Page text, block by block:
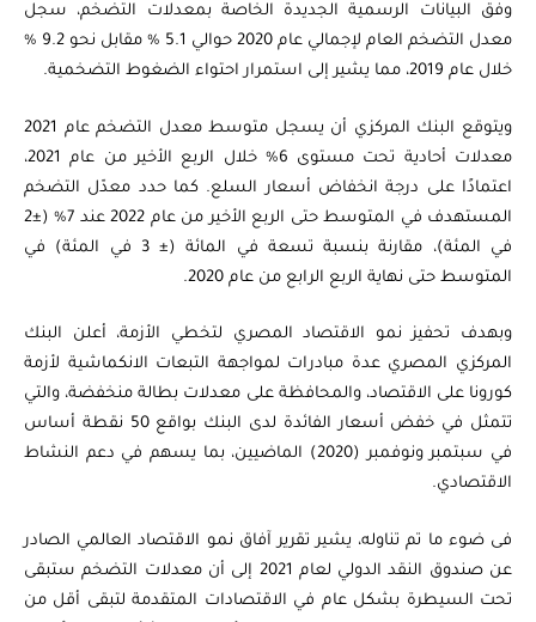
وفق البيانات الرسمية الجديدة الخاصة بمعدلات التضخم، سجل
معدل التضخم العام لإجمالي عام 2020 حوالي 5.1 % مقابل نحو 9.2 %
خلال عام 2019، مما يشير إلى استمرار احتواء الضغوط التضخمية.
ويتوقع البنك المركزي أن يسجل متوسط معدل التضخم عام 2021
معدلات أحادية تحت مستوى 6% خلال الربع الأخير من عام 2021،
اعتمادًا على درجة انخفاض أسعار السلع. كما حدد معدّل التضخم
المستهدف في المتوسط حتى الربع الأخير من عام 2022 عند 7% (±2
في المئة)، مقارنة بنسبة تسعة في المائة (± 3 في المئة) في
المتوسط حتى نهاية الربع الرابع من عام 2020.
وبهدف تحفيز نمو الاقتصاد المصري لتخطي الأزمة، أعلن البنك
المركزي المصري عدة مبادرات لمواجهة التبعات الانكماشية لأزمة
كورونا على الاقتصاد، والمحافظة على معدلات بطالة منخفضة، والتي
تتمثل في خفض أسعار الفائدة لدى البنك بواقع 50 نقطة أساس
في سبتمبر ونوفمبر (2020) الماضيين، بما يسهم في دعم النشاط
الاقتصادي.
فى ضوء ما تم تناوله، يشير تقرير آفاق نمو الاقتصاد العالمي الصادر
عن صندوق النقد الدولي لعام 2021 إلى أن معدلات التضخم ستبقى
تحت السيطرة بشكل عام في الاقتصادات المتقدمة لتبقى أقل من